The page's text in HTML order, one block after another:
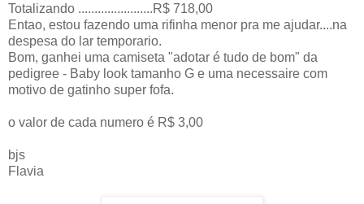
Totalizando .......................R$ 718,00
Entao, estou fazendo uma rifinha menor pra me ajudar....na
despesa do lar temporario.
Bom, ganhei uma camiseta "adotar é tudo de bom" da
pedigree - Baby look tamanho G e uma necessaire com
motivo de gatinho super fofa.
o valor de cada numero é R$ 3,00
bjs
Flavia